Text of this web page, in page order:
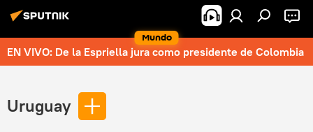
Mundo
EN VIVO: De la Espriella jura como presidente de Colombia
Uruguay